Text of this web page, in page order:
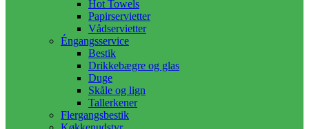
Hot Towels
Papirservietter
Vådservietter
Éngangsservice
Bestik
Drikkebægre og glas
Duge
Skåle og lign
Tallerkener
Flergangsbestik